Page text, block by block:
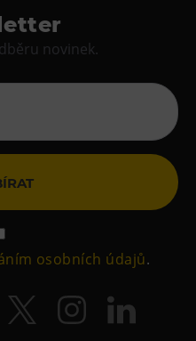
novinek.
osobních údajů.